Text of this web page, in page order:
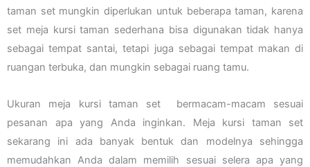
taman set mungkin diperlukan untuk beberapa taman, karena
set meja kursi taman sederhana bisa digunakan tidak hanya
sebagai tempat santai, tetapi juga sebagai tempat makan di
ruangan terbuka, dan mungkin sebagai ruang tamu.
Ukuran meja kursi taman set bermacam-macam sesuai
pesanan apa yang Anda inginkan. Meja kursi taman set
sekarang ini ada banyak bentuk dan modelnya sehingga
memudahkan Anda dalam memilih sesuai selera apa yang